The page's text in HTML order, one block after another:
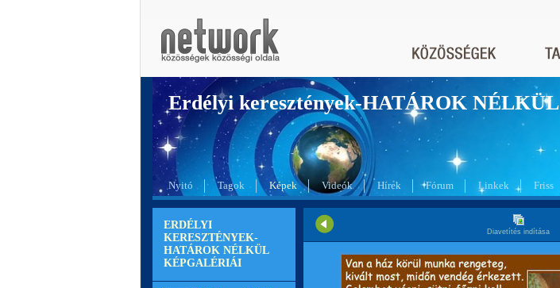
Erdélyi keresztények-HATÁROK NÉLKÜL
Nyitó Tagok Képek Videók Hírek Fórum Linkek Friss
ERDÉLYI
KERESZTÉNYEK-
HATÁROK NÉLKÜL
KÉPGALÉRIÁI
Diavetítés indítása